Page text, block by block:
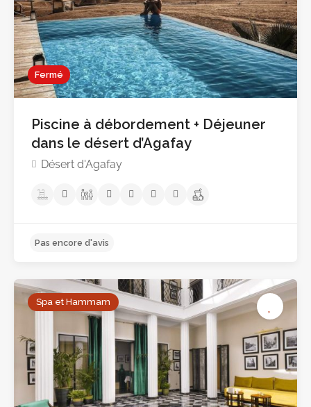
Pas encore d'avis
Fermé
Piscine à débordement + Déjeuner
dans le désert d’Agafay
Désert d'Agafay
Spa et Hammam